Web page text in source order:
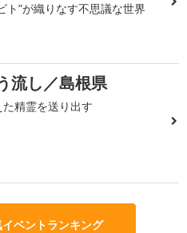
ト”が織りなす不思議な世界
流し／島根県
精霊を送り出す
ベントランキング